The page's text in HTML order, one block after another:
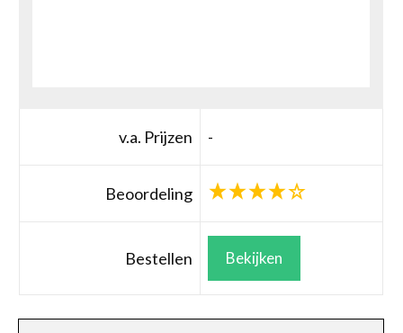
v.a. Prijzen -
Beoordeling
Bestellen Bekijken